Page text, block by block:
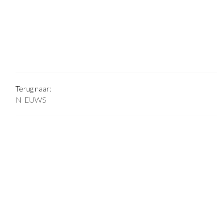
Terug naar:
NIEUWS